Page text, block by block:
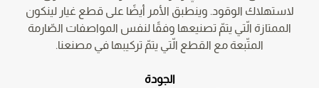
لاستهلاك الوقود. وينطبق الأمر أيضًا على قطع غيار لينكون
الممتازة الّتي يتمّ تصنيعها وفقًا لنفس المواصفات الصّارمة
المتّبعة مع القطع الّتي يتمّ تركيبها في مصنعنا.
الجودة